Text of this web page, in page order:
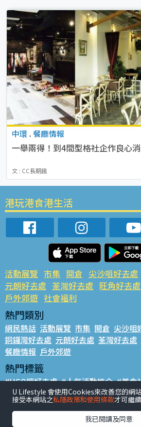
中環 . 餐廳情報
一舉兩得！到4間型格社企作良心
文 : CC長期餓
港玩港食港生活
活動展覽 市集 開倉 尖沙咀好去處
元朗好去處 荃灣好去處 旺角好去處
戶外郊遊 社會福利
熱門類別
網民熱話 活動展覽 市集 開倉 尖沙咀
銅鑼灣好去處 元朗好去處 荃灣好去處
餐廳情報 戶外郊遊
熱門標籤
#UGO搵好去處 #人氣活動推介 #美食
#親子玩樂好去處 #ULifestyle應用程
#UJetso禮物放送 #ULifestyle商戶中
U Lifestyle 會使用Cookies來改善您的網
接受本網站之私隱政策和使用條款才可繼
我已閱讀及同意